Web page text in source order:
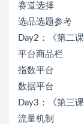
赛道选择
选品选题参考
Day2：《第二
平台商品栏
指数平台
数据平台
Day3：《第三
流量机制